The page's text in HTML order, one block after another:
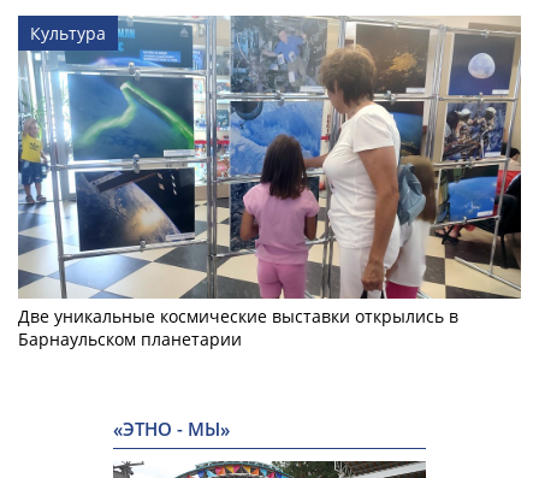
Культура
Две уникальные космические выставки открылись в
Барнаульском планетарии
«ЭТНО - МЫ»